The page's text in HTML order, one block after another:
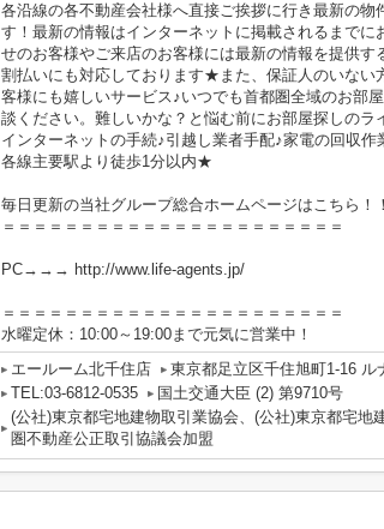
各沿線の各不動産会社様へ直接ご挨拶に行き最新の物
す！最新の情報はインターネットに掲載されるまでに
せのお客様やご来店のお客様には最新の情報を提供
割払いにも対応しております★また、保証人のいない
客様にも嬉しいサービス♪いつでも首都圏全域のお部
談ください。難しいかな？と悩む前にお部屋探しのラ
インターネットの手続♪引越し業者手配♪家電の回収
各線主要駅より徒歩1分以内★
毎日更新の当社グループ総合ホームページはこちら！
＝＝＝＝＝＝＝＝＝＝＝＝＝＝＝＝＝＝＝＝＝＝
PC→→→ http://www.life-agents.jp/
＝＝＝＝＝＝＝＝＝＝＝＝＝＝＝＝＝＝＝＝＝＝
水曜定休：10:00～19:00まで元気に営業中！
エールーム北千住店
東京都足立区千住旭町1-16 ル
TEL:03-6812-0535
国土交通大臣 (2) 第9710号
(公社)東京都宅地建物取引業協会、(公社)東京都宅地
圏不動産公正取引協議会加盟